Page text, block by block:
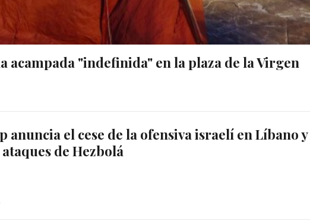
acampada "indefinida" en la plaza de la Virgen
anuncia el cese de la ofensiva israelí en Líbano y
de Hezbolá